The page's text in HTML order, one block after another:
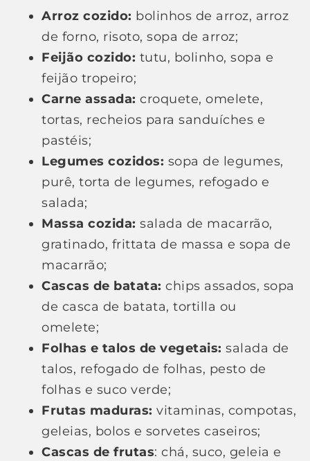
Arroz cozido: bolinhos de arroz, arroz
de forno, risoto, sopa de arroz;
Feijão cozido: tutu, bolinho, sopa e
feijão tropeiro;
Carne assada: croquete, omelete,
tortas, recheios para sanduíches e
pastéis;
Legumes cozidos: sopa de legumes,
purê, torta de legumes, refogado e
salada;
Massa cozida: salada de macarrão,
gratinado, frittata de massa e sopa de
macarrão;
Cascas de batata: chips assados, sopa
de casca de batata, tortilla ou
omelete;
Folhas e talos de vegetais: salada de
talos, refogado de folhas, pesto de
folhas e suco verde;
Frutas maduras: vitaminas, compotas,
geleias, bolos e sorvetes caseiros;
Cascas de frutas: chá, suco, geleia e